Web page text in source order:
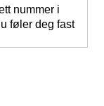
nummer i
føler deg fast